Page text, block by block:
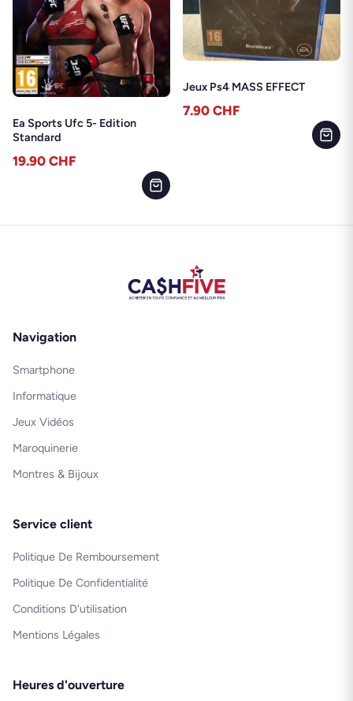
Ea Sports Ufc 5- Edition
Standard
19.90 CHF
Jeux Ps4 MASS EFFECT
7.90 CHF
Navigation
Smartphone
Informatique
Jeux Vidéos
Maroquinerie
Montres & Bijoux
Service client
Politique De Remboursement
Politique De Confidentialité
Conditions D'utilisation
Mentions Légales
Heures d'ouverture